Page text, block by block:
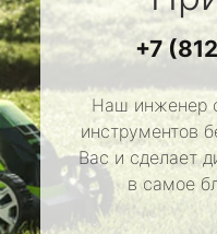
+7
Наш инженер
инструментов
Вас и сделает
в самое